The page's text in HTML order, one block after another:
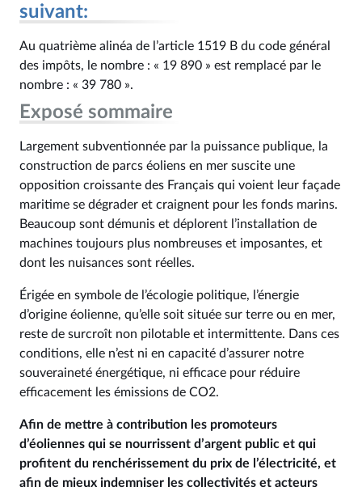
suivant:
Au quatrième alinéa de l’article 1519 B du code général
des impôts, le nombre : « 19 890 » est remplacé par le
nombre : « 39 780 ».
Exposé sommaire
Largement subventionnée par la puissance publique, la
construction de parcs éoliens en mer suscite une
opposition croissante des Français qui voient leur façade
maritime se dégrader et craignent pour les fonds marins.
Beaucoup sont démunis et déplorent l’installation de
machines toujours plus nombreuses et imposantes, et
dont les nuisances sont réelles.
Érigée en symbole de l’écologie politique, l’énergie
d’origine éolienne, qu’elle soit située sur terre ou en mer,
reste de surcroît non pilotable et intermittente. Dans ces
conditions, elle n’est ni en capacité d’assurer notre
souveraineté énergétique, ni efficace pour réduire
efficacement les émissions de CO2.
Afin de mettre à contribution les promoteurs
d’éoliennes qui se nourrissent d’argent public et qui
profitent du renchérissement du prix de l’électricité, et
afin de mieux indemniser les collectivités et acteurs